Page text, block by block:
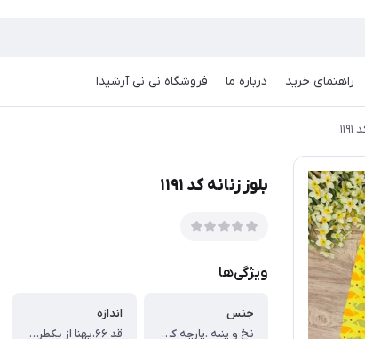
راهنمای خرید درباره ما فروشگاه نی نی آرشیدا
بلوز زنانه کد ۱۱۹۱
ویژگی‌ها
جنس
نخ و پنبه .پارچه کشی
اندازه
قد ۶۶،پهنا از یکطرف ۴۵،قد آستین ۵۳ سانت